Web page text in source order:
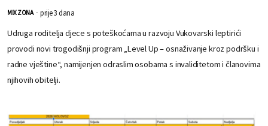
MIX ZONA - prije 3 dana
Udruga roditelja djece s poteškoćama u razvoju Vukovarski leptirići
provodi novi trogodišnji program „Level Up – osnaživanje kroz podršku i
radne vještine“, namijenjen odraslim osobama s invaliditetom i članovima
njihovih obitelji.